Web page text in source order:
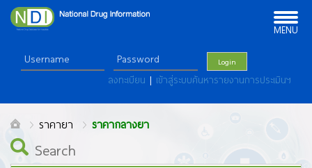
Toggle
navigation
MENU
Login
ลงทะเบียน | เข้าสู่ระบบค้นหารายงานการประเมินฯ
ราคายา ราคากลางยา
Search